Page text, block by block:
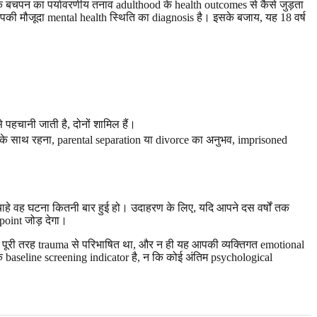
का पर्यावरणीय तनाव adulthood के health outcomes से कैसे जुड़ता
mental health स्थिति का diagnosis है। इसके बजाय, यह 18 वर्ष
जाती है, दोनों शामिल हैं।
रहना, parental separation या divorce का अनुभव, imprisoned
घटना कितनी बार हुई हो। उदाहरण के लिए, यदि आपने दस वर्षों तक
जोड़ देगा।
trauma से परिभाषित था, और न ही यह आपकी व्यक्तिगत emotional
screening indicator है, न कि कोई अंतिम psychological